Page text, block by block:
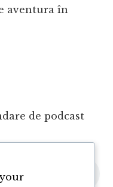
aventura în
de podcast